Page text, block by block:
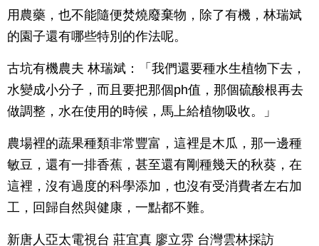
用農藥，也不能隨便焚燒廢棄物，除了有機，林瑞斌
的園子還有哪些特別的作法呢。
古坑有機農夫 林瑞斌：「我們還要種水生植物下去，
水變成小分子，而且要把那個ph值，那個硫酸根再去
做調整，水在使用的時候，馬上給植物吸收。」
農場裡的蔬果種類非常豐富，這裡是木瓜，那一邊種
敏豆，還有一排香蕉，甚至還有剛種幾天的秋葵，在
這裡，沒有過度的科學添加，也沒有受消費者左右加
工，回歸自然與健康，一點都不難。
新唐人亞太電視台 莊宜真 廖立雰 台灣雲林採訪